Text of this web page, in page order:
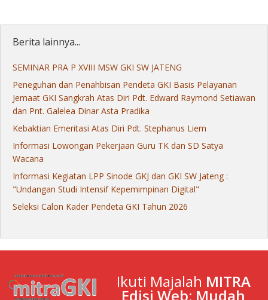
Berita lainnya...
SEMINAR PRA P XVIII MSW GKI SW JATENG
Peneguhan dan Penahbisan Pendeta GKI Basis Pelayanan
Jemaat GKI Sangkrah Atas Diri Pdt. Edward Raymond Setiawan
dan Pnt. Galelea Dinar Asta Pradika
Kebaktian Emeritasi Atas Diri Pdt. Stephanus Liem
Informasi Lowongan Pekerjaan Guru TK dan SD Satya
Wacana
Informasi Kegiatan LPP Sinode GKJ dan GKI SW Jateng :
"Undangan Studi Intensif Kepemimpinan Digital"
Seleksi Calon Kader Pendeta GKI Tahun 2026
Ikuti Majalah MITRA
Edisi Web: Mudah